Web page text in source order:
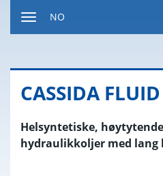
NO
CAS­SIDA
Helsyntetiske,
hydraulikkoljer med lang